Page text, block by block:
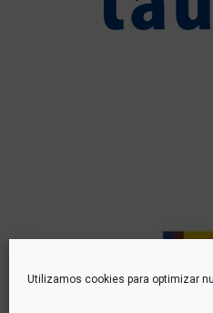
Utilizamos cookies para optimizar